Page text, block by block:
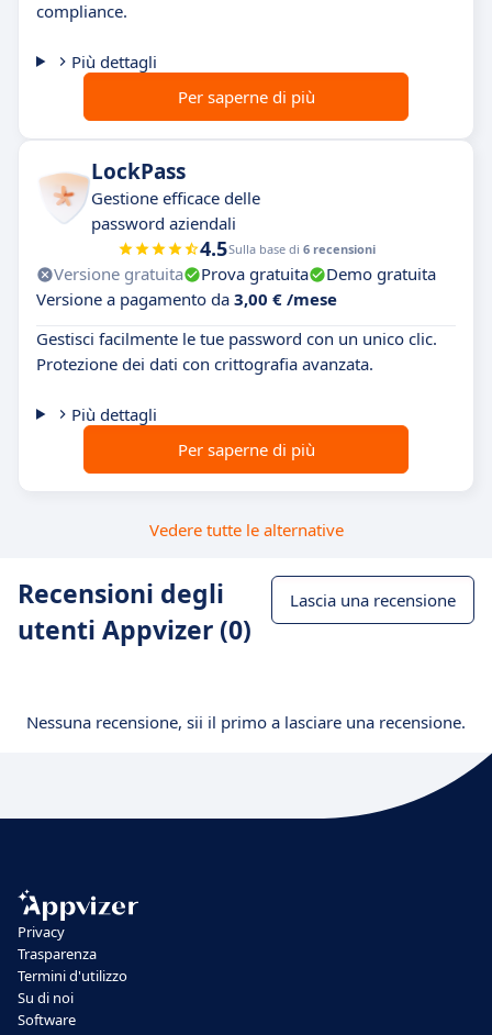
compliance.
Più dettagli
Per saperne di più
LockPass
Gestione efficace delle
password aziendali
4.5Sulla base di 6 recensioni
Versione gratuita Prova gratuita
Demo gratuita
Versione a pagamento da 3,00 € /mese
Gestisci facilmente le tue password con un unico clic.
Protezione dei dati con crittografia avanzata.
Più dettagli
Per saperne di più
Vedere tutte le alternative
Recensioni degli
utenti Appvizer (0)
Lascia una recensione
Nessuna recensione, sii il primo a lasciare una recensione.
Privacy
Trasparenza
Termini d'utilizzo
Su di noi
Software